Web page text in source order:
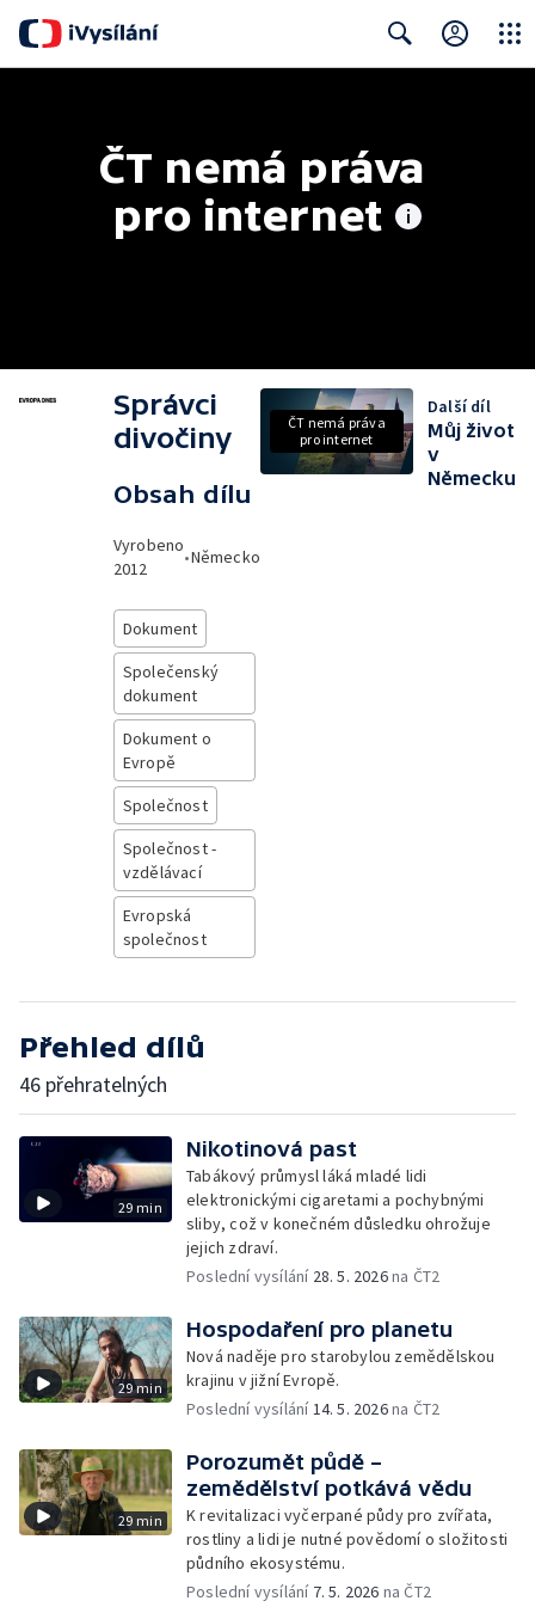
ČT nemá práva
pro internet
Správci
divočiny
Obsah dílu
Vyrobeno
2012
•Německo
Dokument
Společenský
dokument
Dokument o
Evropě
Společnost
Společnost -
vzdělávací
Evropská
společnost
ČT nemá práva
pro internet
Další díl
Můj život
v
Německu
Přehled dílů
46 přehratelných
29 min
Nikotinová past
Tabákový průmysl láká mladé lidi
elektronickými cigaretami a pochybnými
sliby, což v konečném důsledku ohrožuje
jejich zdraví.
Poslední vysílání 28. 5. 2026na ČT2
29 min
Hospodaření pro planetu
Nová naděje pro starobylou zemědělskou
krajinu v jižní Evropě.
Poslední vysílání14. 5. 2026na ČT2
29 min
Porozumět půdě –
zemědělství potkává vědu
K revitalizaci vyčerpané půdy pro zvířata,
rostliny a lidi je nutné povědomí o složitosti
půdního ekosystému.
Poslední vysílání 7. 5. 2026 na ČT2